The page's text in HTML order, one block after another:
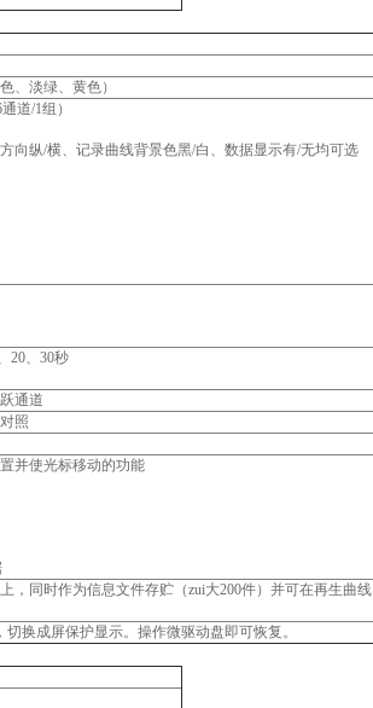
、淡绿、黄色）
道/1组）
向纵/横、记录曲线背景色黑/白、数据显示有/无均可选
20、30秒
通道
照
并使光标移动的功能
，同时作为信息文件存贮（zui大200件）并可在再生曲线
换成屏保护显示。操作微驱动盘即可恢复。